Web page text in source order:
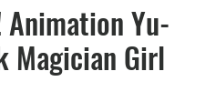
Animation Yu-
Magician Girl